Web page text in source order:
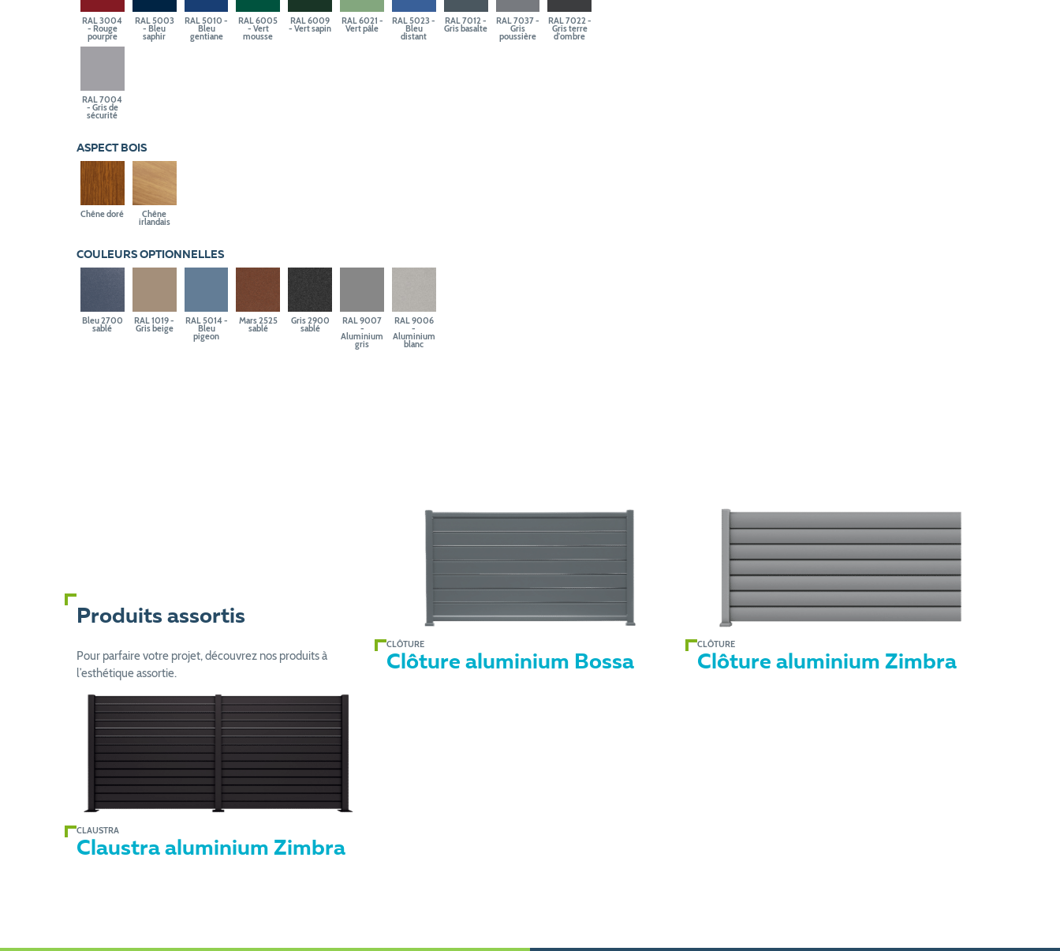
RAL 3004
- Rouge
pourpre
RAL 5003
- Bleu
saphir
RAL 5010 -
Bleu
gentiane
RAL 6005
- Vert
mousse
RAL 6009
- Vert sapin
RAL 6021 -
Vert pâle
RAL 5023 -
Bleu
distant
RAL 7012 -
Gris basalte
RAL 7037 -
Gris
poussière
RAL 7022 -
Gris terre
d'ombre
RAL 7004
- Gris de
sécurité
ASPECT BOIS
Chêne doré Chêne
irlandais
COULEURS OPTIONNELLES
Bleu 2700
sablé
RAL 1019 -
Gris beige
RAL 5014 -
Bleu
pigeon
Mars 2525
sablé
Gris 2900
sablé
RAL 9007
-
Aluminium
gris
RAL 9006
-
Aluminium
blanc
Produits assortis
Pour parfaire votre projet, découvrez nos produits à
l’esthétique assortie.
CLÔTURE
Clôture aluminium Bossa
CLÔTURE
Clôture aluminium Zimbra
CLAUSTRA
Claustra aluminium Zimbra